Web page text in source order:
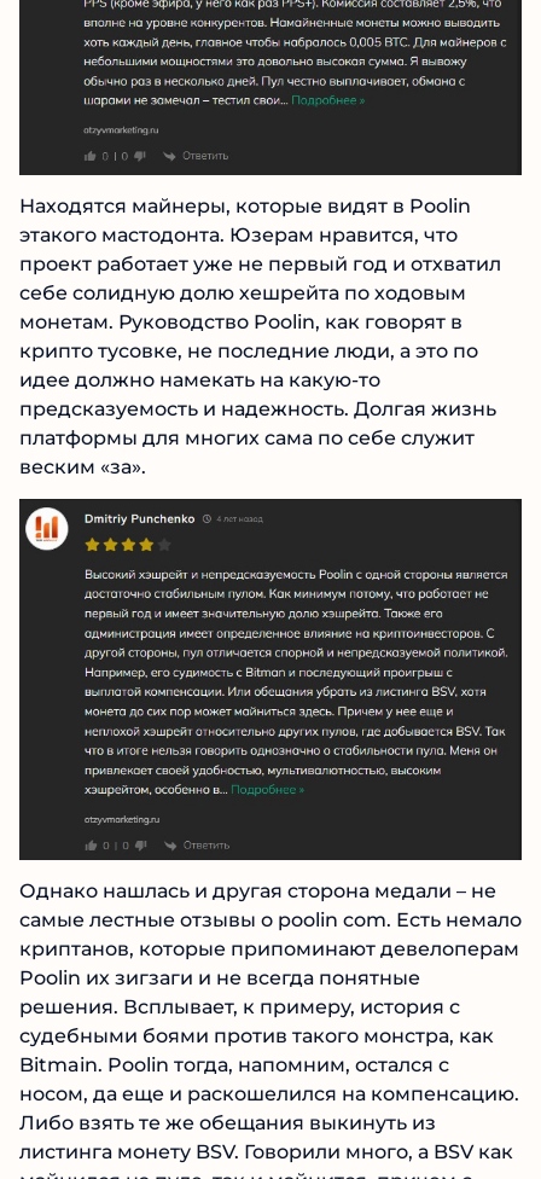
Находятся майнеры, которые видят в Poolin
этакого мастодонта. Юзерам нравится, что
проект работает уже не первый год и отхватил
себе солидную долю хешрейта по ходовым
монетам. Руководство Poolin, как говорят в
крипто тусовке, не последние люди, а это по
идее должно намекать на какую-то
предсказуемость и надежность. Долгая жизнь
платформы для многих сама по себе служит
веским «за».
Однако нашлась и другая сторона медали – не
самые лестные отзывы о poolin com. Есть
немало криптанов, которые припоминают
девелоперам Poolin их зигзаги и не всегда
понятные решения. Всплывает, к примеру,
история с судебными боями против такого
монстра, как Bitmain. Poolin тогда, напомним,
остался с носом, да еще и раскошелился на
№1 В РЕЙТИНГЕ
Samorph
Рекомендованэкспертами Tehnoobzor
высокий ROI, честная статистика и сотни
довольных клиентов.
Читать обзор